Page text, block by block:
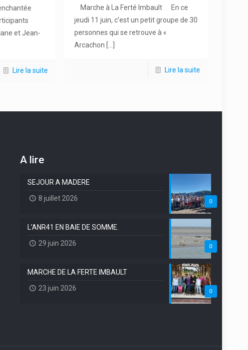
et Jean-
Lire la suite
Marche à La Ferté Imbault En ce
jeudi 11 juin, c’est un petit groupe de 30
personnes qui se retrouve à «
Arcachon […]
Lire la suite
A lire
0
SEJOUR A MADERE
8 juillet 2026
0
L’ANR41 EN BAIE DE SOMME.
29 juin 2026
0
MARCHE DE LA FERTE IMBAULT
23 juin 2026